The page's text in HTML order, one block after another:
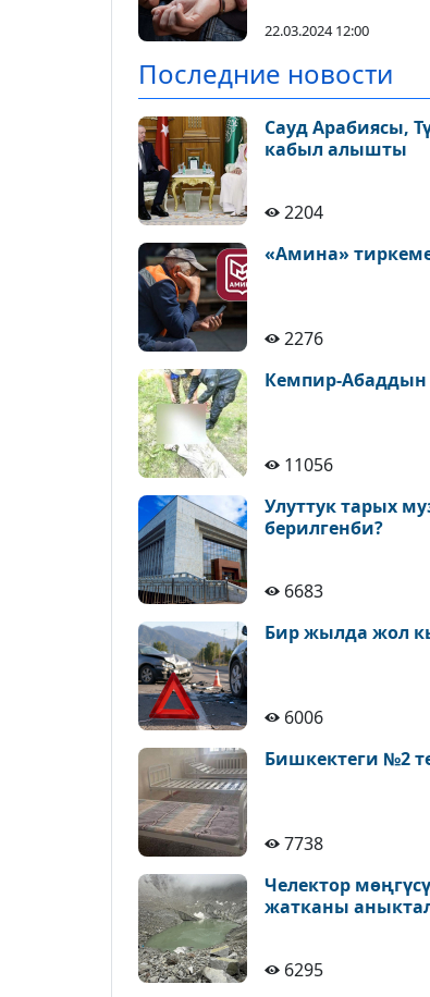
22.03.2024 12:00
Последние новости
Сауд Арабиясы,
кабыл алышты
2204
«Амина»
2276
Кемпир-
11056
Улуттук тарых
берилгенби?
6683
Бир жылда жол
6006
Бишкектеги №2
7738
Челектор
жатканы
6295